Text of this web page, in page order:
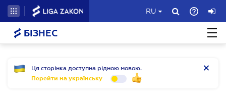
RU
БІЗНЕС
Ця сторінка доступна рідною мовою.
Перейти на українську